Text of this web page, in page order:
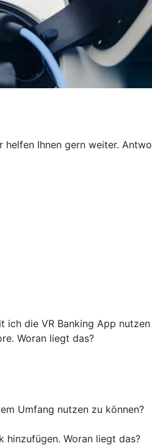
Ihnen gern weiter.
ich die VR Banking App nutzen
Woran liegt das?
Umfang nutzen zu können?
hinzufügen. Woran liegt das?